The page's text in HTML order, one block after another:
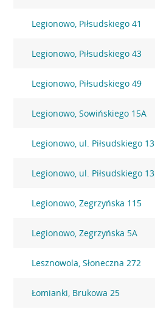
Legionowo, Piłsudskiego 41
Legionowo, Piłsudskiego 43
Legionowo, Piłsudskiego 49
Legionowo, Sowińskiego 15A
Legionowo, ul. Piłsudskiego 13
Legionowo, ul. Piłsudskiego 13
Legionowo, Zegrzyńska 115
Legionowo, Zegrzyńska 5A
Lesznowola, Słoneczna 272
Łomianki, Brukowa 25